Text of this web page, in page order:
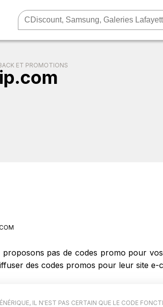
ET PROMOTIONS
pas de codes promo pour
des codes promos pour leur site e-
IL N'EST PAS CERTAIN QUE LE CODE